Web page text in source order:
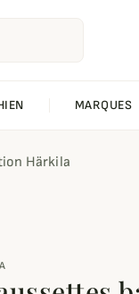
MARQUES
Härkila